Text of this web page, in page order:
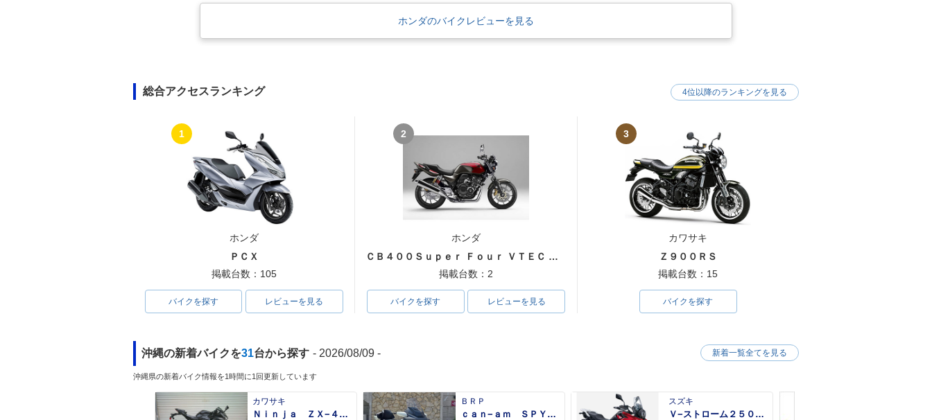
ホンダのバイクレビューを見る
総合アクセスランキング
1
ホンダ
ＰＣＸ
掲載台数：105
バイクを探す レビューを見る
2
ホンダ
ＣＢ４００Ｓｕｐｅｒ Ｆｏｕｒ ＶＴＥＣ ＳＰＥＣ３
掲載台数：2
バイクを探す レビューを見る
3
カワサキ
Ｚ９００ＲＳ
掲載台数：15
バイクを探す
4位以降のランキングを見る
沖縄の新着バイクを31台から探す - 2026/08/09 -
沖縄県の新着バイク情報を1時間に1回更新しています
カワサキ
Ｎｉｎｊａ ＺＸ−４Ｒ ＳＥ
ＢＲＰ
ｃａｎ−ａｍ ＳＰＹＤＥＲ ＲＴ ＬＩＭＩＴＥＤ
スズキ
Ｖ−ストローム２５０ ２６年モデル 水冷２気筒エンジン ＬＥＤヘッドライト標準装備
新着一覧全てを見る